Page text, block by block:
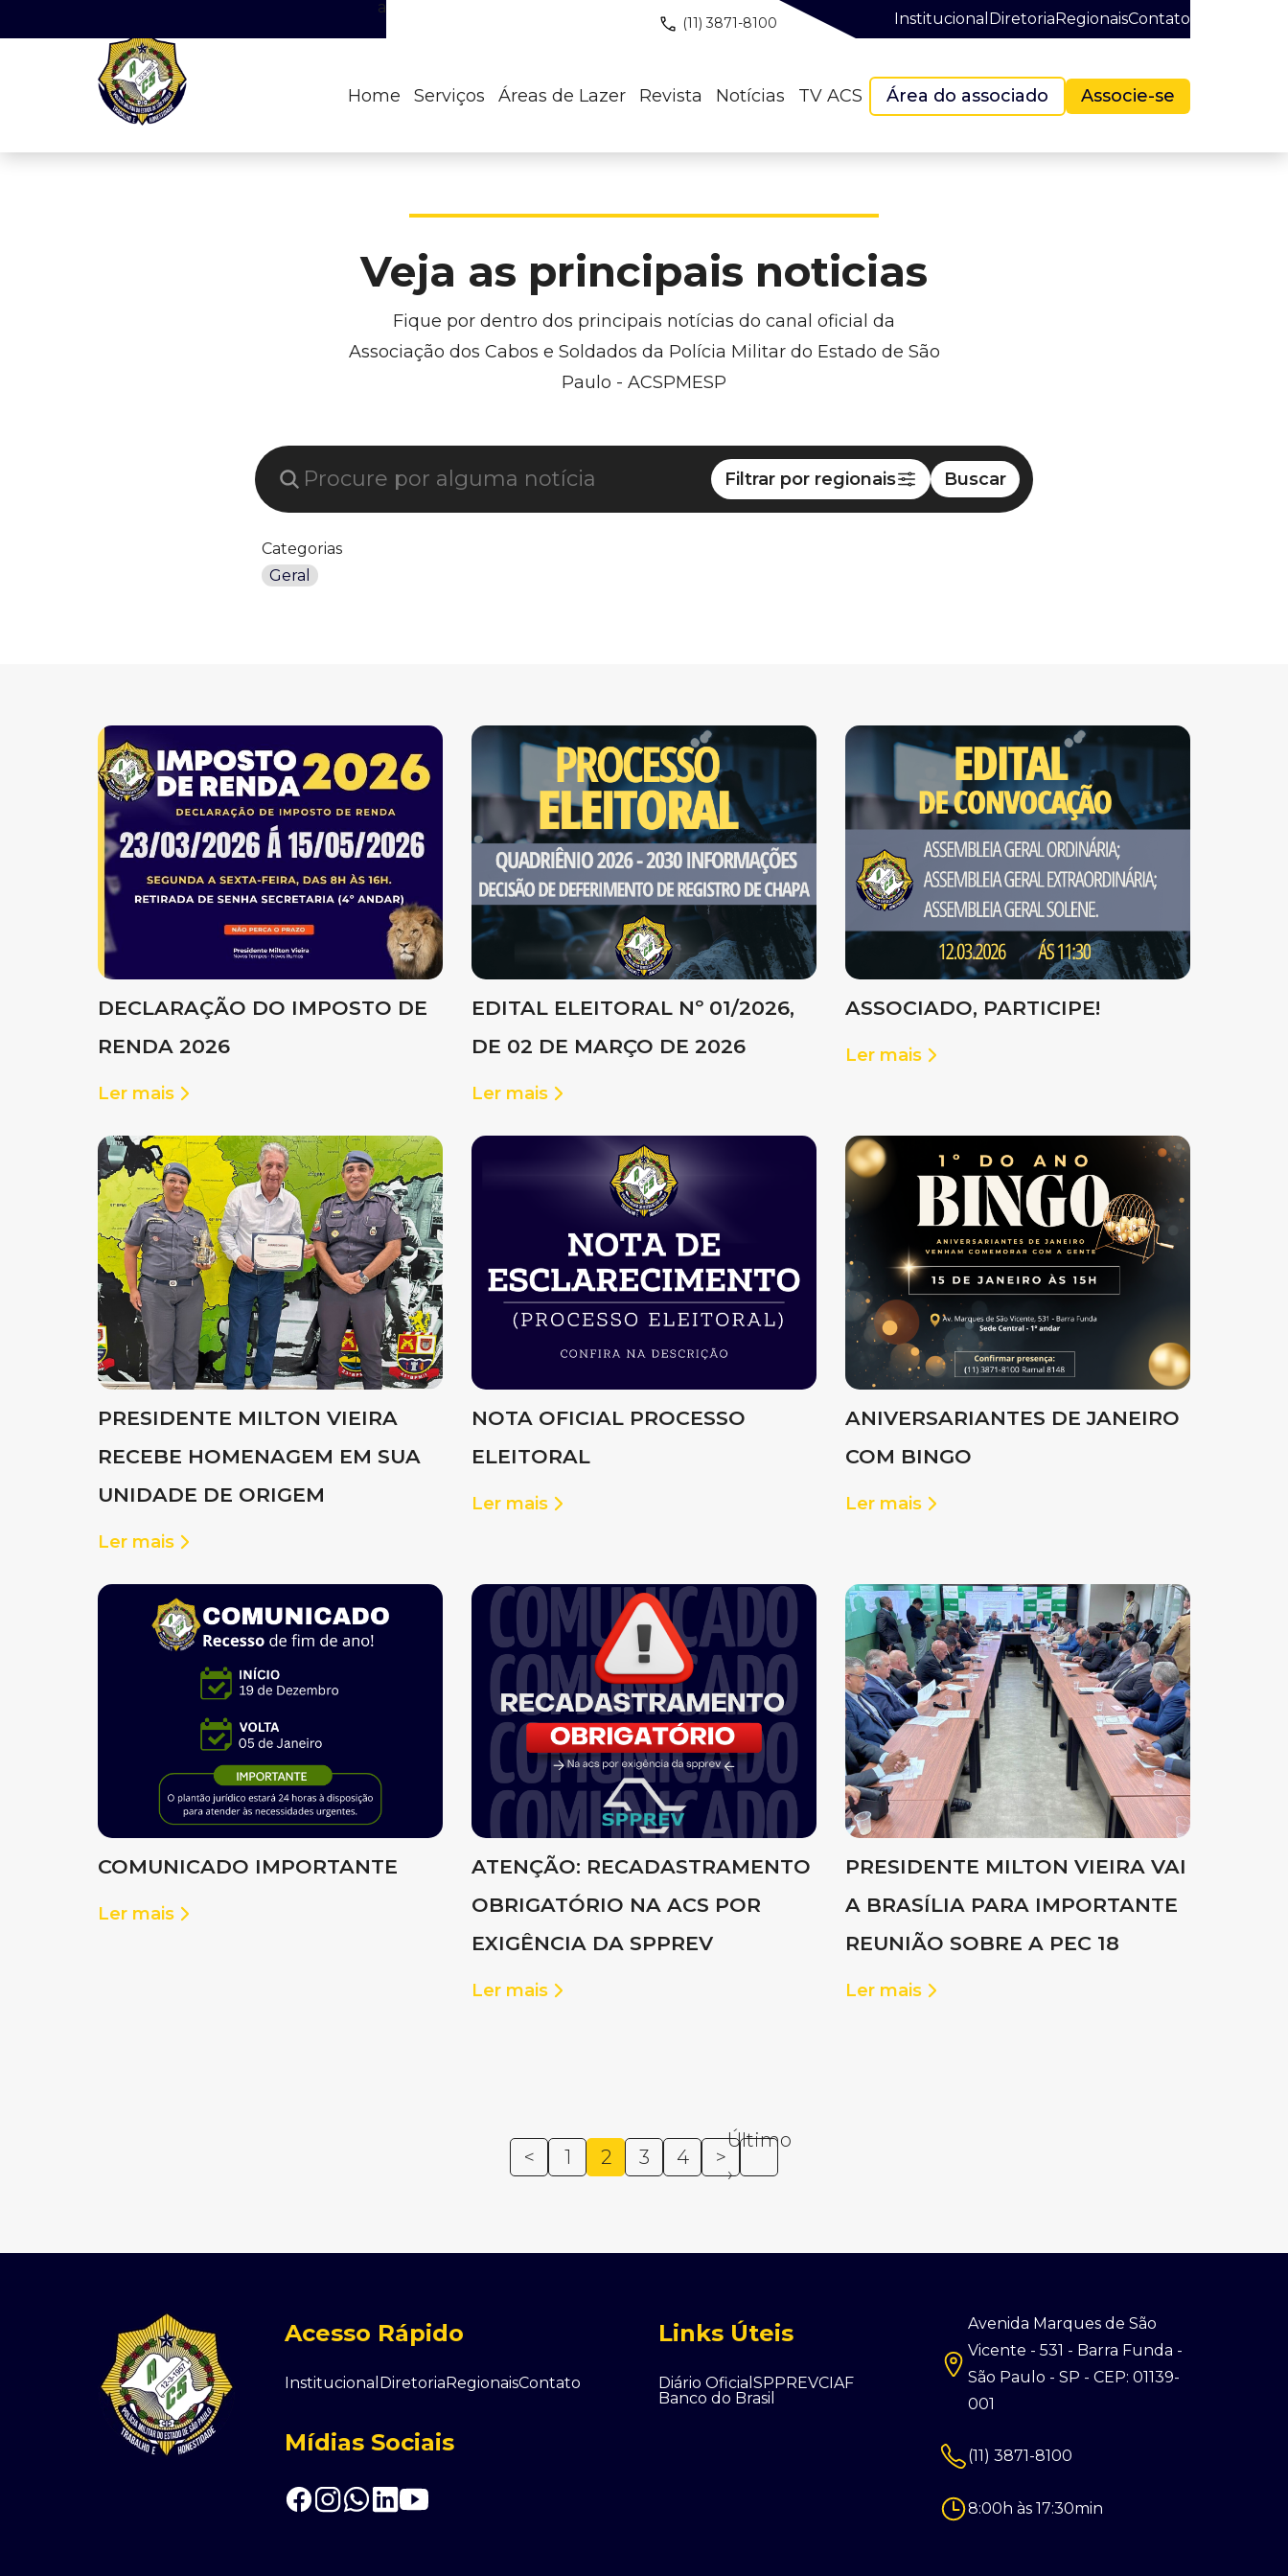
a
(11) 3871-8100 Institucional DiretoriaRegionaisContato
Home Serviços Áreas de Lazer Revista Notícias TV ACS Área do associado Associe-se
Veja as principais noticias
Fique por dentro dos principais notícias do canal oficial da
Associação dos Cabos e Soldados da Polícia Militar do Estado de São
Paulo - ACSPMESP
Pesquisar Filtrar por regionais Buscar
Categorias
Geral
DECLARAÇÃO DO IMPOSTO DE
RENDA 2026
Ler mais
EDITAL ELEITORAL Nº 01/2026,
DE 02 DE MARÇO DE 2026
Ler mais
ASSOCIADO, PARTICIPE!
Ler mais
PRESIDENTE MILTON VIEIRA
RECEBE HOMENAGEM EM SUA
UNIDADE DE ORIGEM
Ler mais
NOTA OFICIAL PROCESSO
ELEITORAL
Ler mais
ANIVERSARIANTES DE JANEIRO
COM BINGO
Ler mais
COMUNICADO IMPORTANTE
Ler mais
ATENÇÃO: RECADASTRAMENTO
OBRIGATÓRIO NA ACS POR
EXIGÊNCIA DA SPPREV
Ler mais
PRESIDENTE MILTON VIEIRA VAI
A BRASÍLIA PARA IMPORTANTE
REUNIÃO SOBRE A PEC 18
Ler mais
< 1 2 3 4 >
Último
›
Acesso Rápido
Institucional DiretoriaRegionaisContato
Mídias Sociais
Links Úteis
Diário Oficial SPPREVCIAF
Banco do Brasil
Avenida Marques de São
Vicente - 531 - Barra Funda -
São Paulo - SP - CEP: 01139-
001
(11) 3871-8100
8:00h às 17:30min